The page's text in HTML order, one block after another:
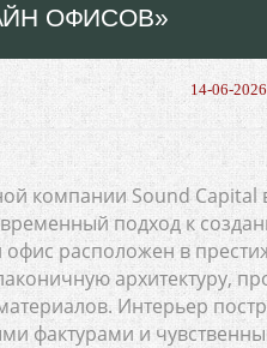
ОФИСОВ»
14-06-
компании Sound Capital
подход к
расположен в
архитектуру,
Интерьер
фактурами и